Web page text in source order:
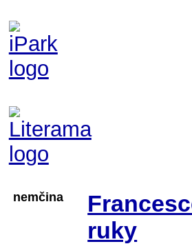
nemčina
ruky